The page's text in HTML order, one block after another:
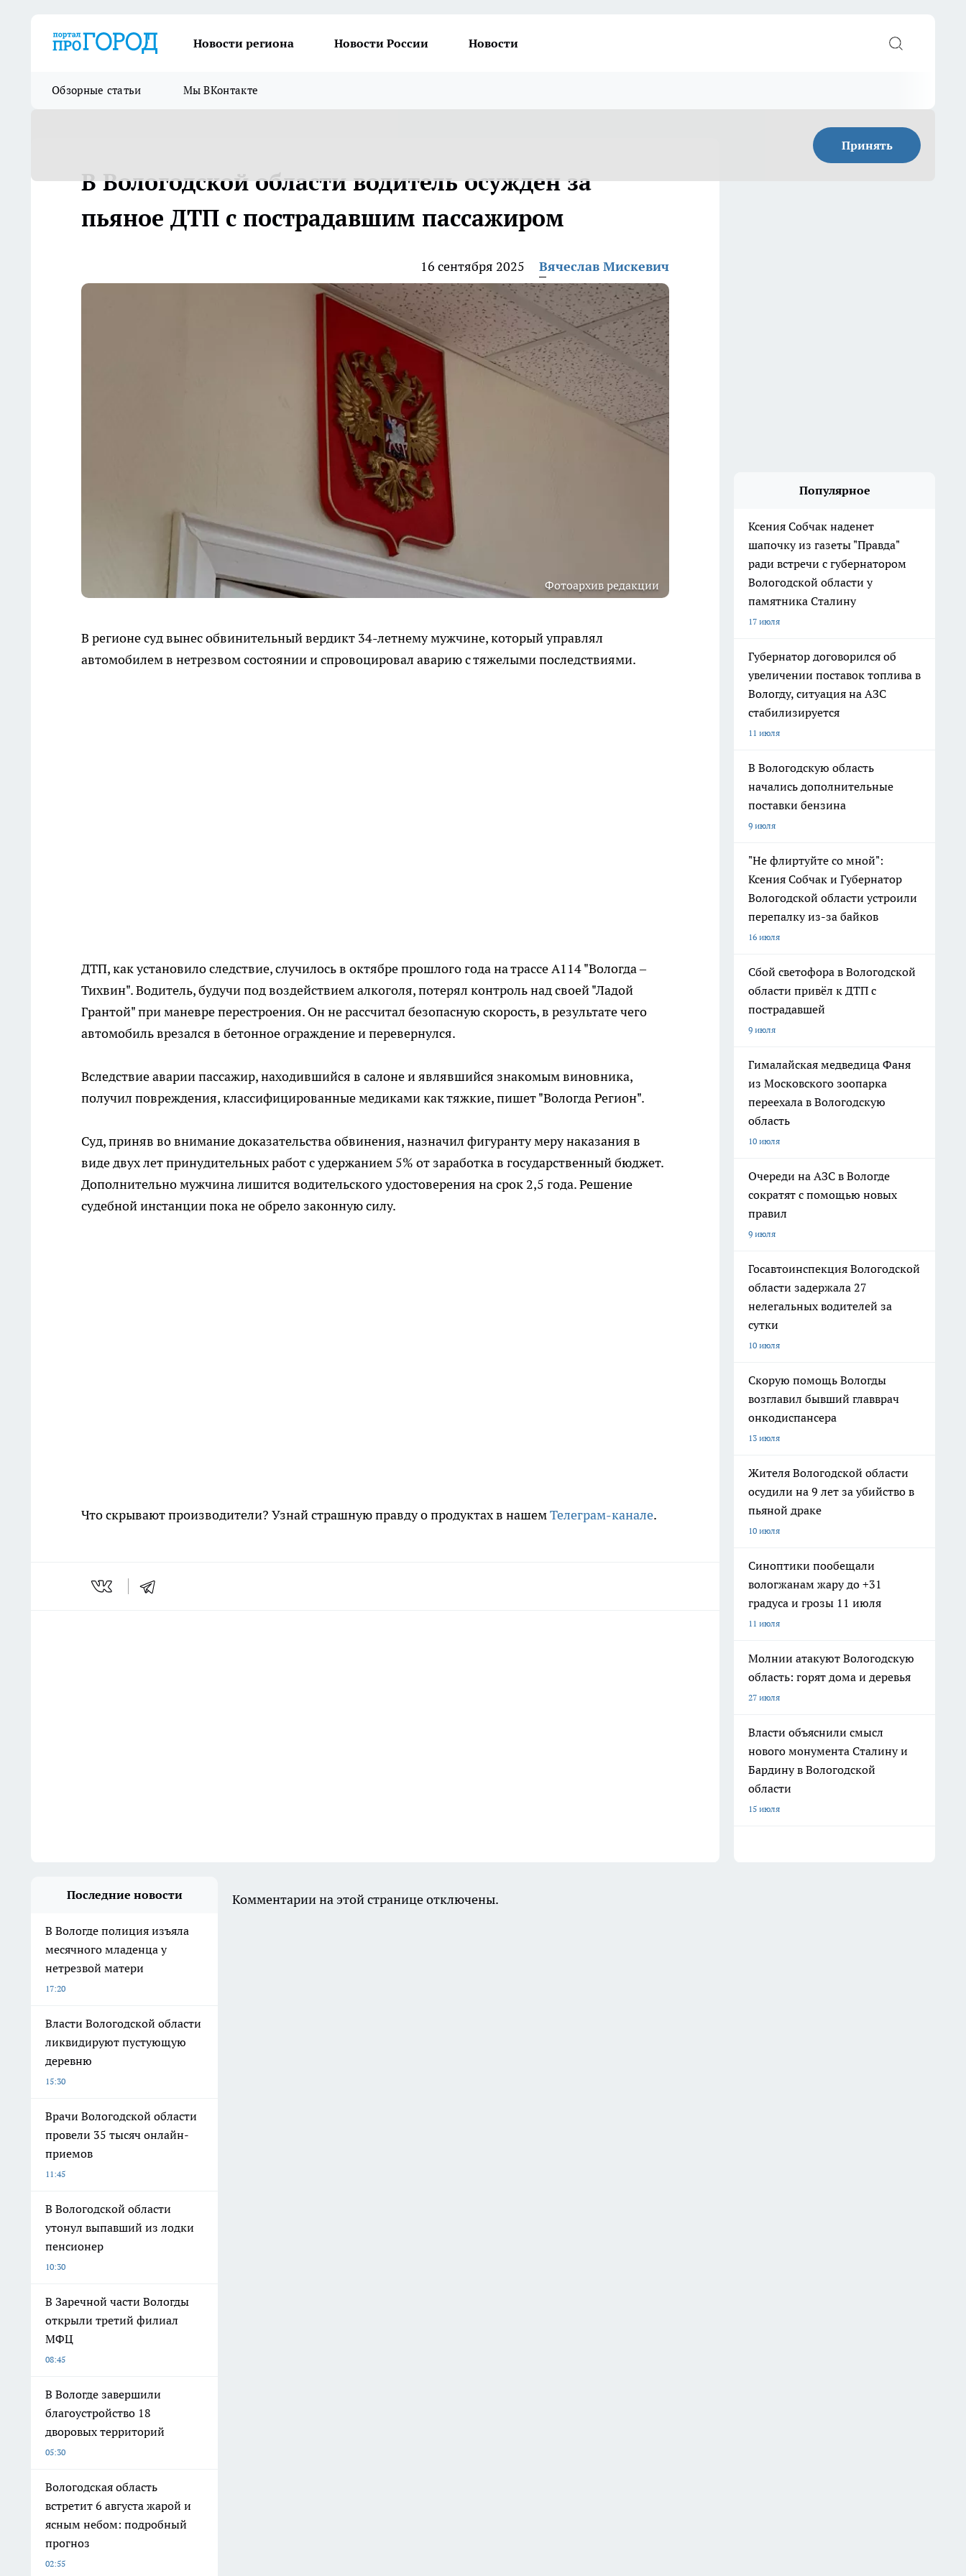
Новости региона Новости России Новости
Обзорные статьи Мы ВКонтакте
Принять
В Вологодской области водитель осужден за
пьяное ДТП с пострадавшим пассажиром
16 сентября 2025 Вячеслав Мискевич
Фотоархив редакции
В регионе суд вынес обвинительный вердикт 34-летнему мужчине, который управлял
автомобилем в нетрезвом состоянии и спровоцировал аварию с тяжелыми последствиями.
ДТП, как установило следствие, случилось в октябре прошлого года на трассе А114 "Вологда –
Тихвин". Водитель, будучи под воздействием алкоголя, потерял контроль над своей "Ладой
Грантой" при маневре перестроения. Он не рассчитал безопасную скорость, в результате чего
автомобиль врезался в бетонное ограждение и перевернулся.
Вследствие аварии пассажир, находившийся в салоне и являвшийся знакомым виновника,
получил повреждения, классифицированные медиками как тяжкие, пишет "Вологда Регион".
Суд, приняв во внимание доказательства обвинения, назначил фигуранту меру наказания в
виде двух лет принудительных работ с удержанием 5% от заработка в государственный бюджет.
Дополнительно мужчина лишится водительского удостоверения на срок 2,5 года. Решение
судебной инстанции пока не обрело законную силу.
Что скрывают производители? Узнай страшную правду о продуктах в нашемТелеграм-канале.
Популярное
Ксения Собчак наденет
шапочку из газеты "Правда"
ради встречи с губернатором
Вологодской области у
памятника Сталину
17 июля
Губернатор договорился об
увеличении поставок топлива в
Вологду, ситуация на АЗС
стабилизируется
11 июля
В Вологодскую область
начались дополнительные
поставки бензина
9 июля
"Не флиртуйте со мной":
Ксения Собчак и Губернатор
Вологодской области устроили
перепалку из-за байков
16 июля
Сбой светофора в Вологодской
области привёл к ДТП с
пострадавшей
9 июля
Гималайская медведица Фаня
из Московского зоопарка
переехала в Вологодскую
область
10 июля
Очереди на АЗС в Вологде
сократят с помощью новых
правил
9 июля
Госавтоинспекция Вологодской
области задержала 27
нелегальных водителей за
сутки
10 июля
Скорую помощь Вологды
возглавил бывший главврач
онкодиспансера
13 июля
Жителя Вологодской области
осудили на 9 лет за убийство в
пьяной драке
10 июля
Синоптики пообещали
вологжанам жару до +31
градуса и грозы 11 июля
11 июля
Молнии атакуют Вологодскую
область: горят дома и деревья
27 июля
Власти объяснили смысл
нового монумента Сталину и
Бардину в Вологодской
области
15 июля
Последние новости
В Вологде полиция изъяла
месячного младенца у
нетрезвой матери
17:20
Власти Вологодской области
ликвидируют пустующую
деревню
15:30
Врачи Вологодской области
провели 35 тысяч онлайн-
приемов
11:45
В Вологодской области
утонул выпавший из лодки
пенсионер
10:30
В Заречной части Вологды
открыли третий филиал
МФЦ
08:45
В Вологде завершили
благоустройство 18
дворовых территорий
05:30
Вологодская область
встретит 6 августа жарой и
ясным небом: подробный
прогноз
02:55
Комментарии на этой странице отключены.